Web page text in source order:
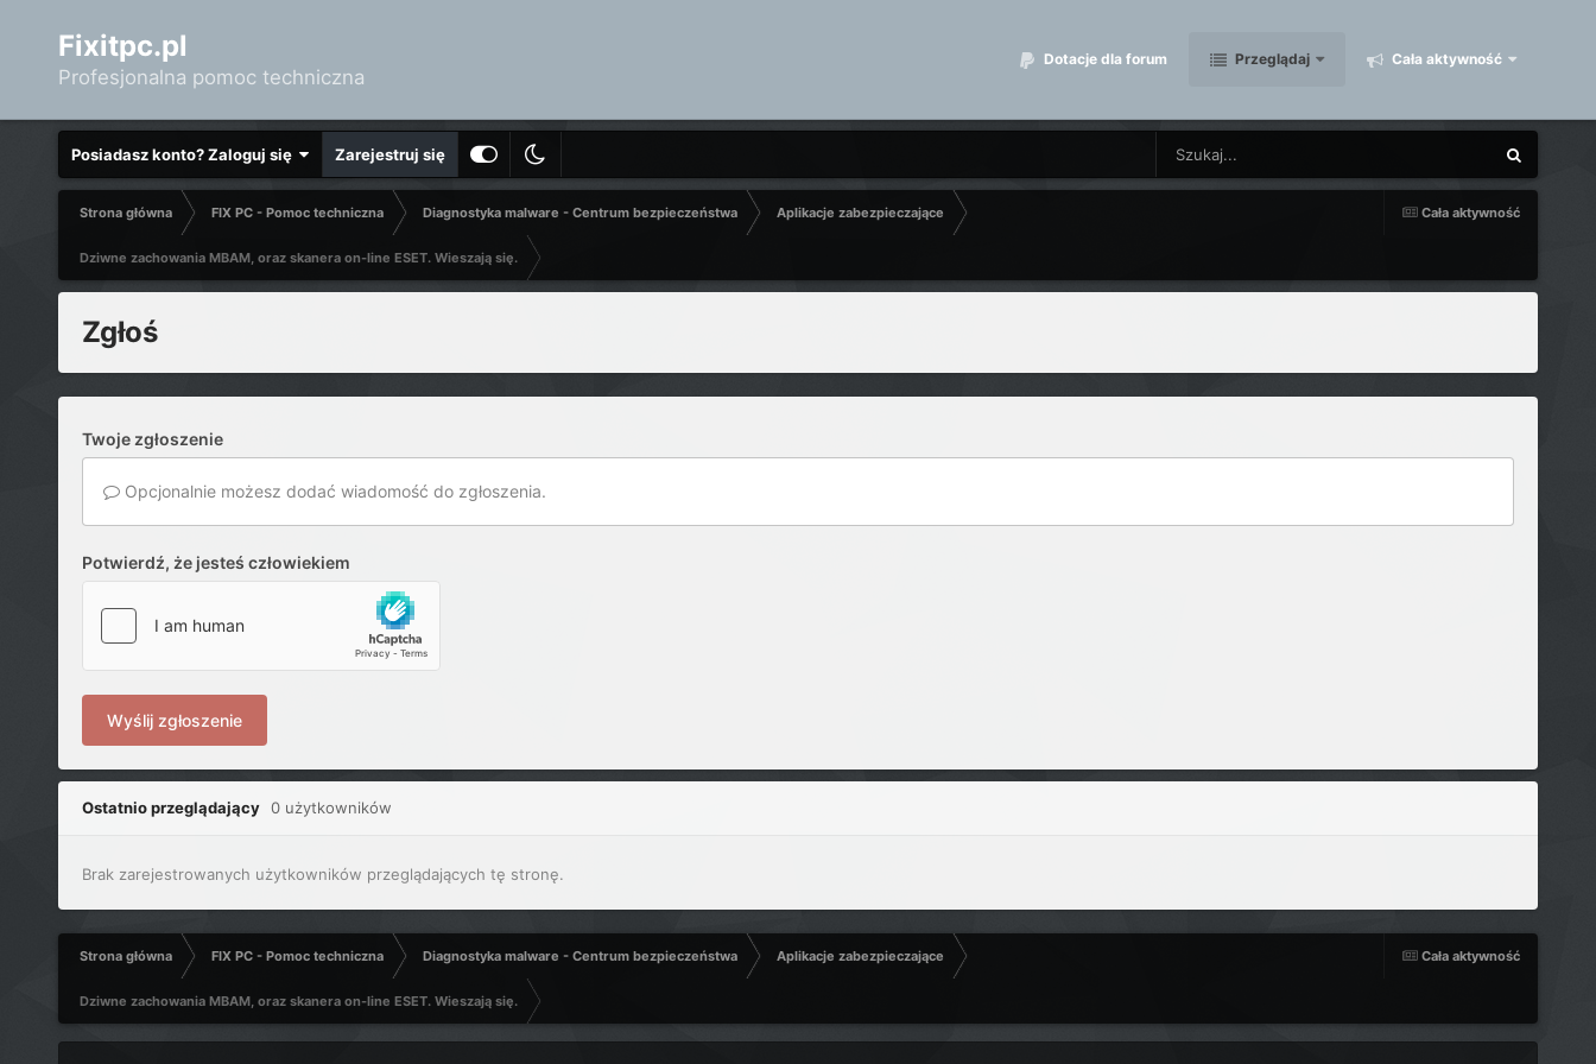
Fixitpc.pl
Profesjonalna pomoc techniczna
Dotacje dla forum Przeglądaj Cała aktywność
Posiadasz konto? Zaloguj się Zarejestruj się
Cała aktywność
Strona główna FIX PC - Pomoc techniczna Diagnostyka malware - Centrum bezpieczeństwa Aplikacje zabezpieczające
Dziwne zachowania MBAM, oraz skanera on-line ESET. Wieszają się.
Zgłoś
Twoje zgłoszenie
Opcjonalnie możesz dodać wiadomość do zgłoszenia.
Potwierdź, że jesteś człowiekiem
Wyślij zgłoszenie
Ostatnio przeglądający 0 użytkowników
Brak zarejestrowanych użytkowników przeglądających tę stronę.
Cała aktywność
Strona główna FIX PC - Pomoc techniczna Diagnostyka malware - Centrum bezpieczeństwa Aplikacje zabezpieczające
Dziwne zachowania MBAM, oraz skanera on-line ESET. Wieszają się.